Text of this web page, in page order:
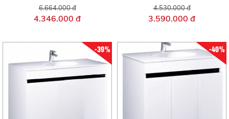
6.664.000 đ
4.346.000 đ
4.530.000 đ
3.590.000 đ
-39% -40%